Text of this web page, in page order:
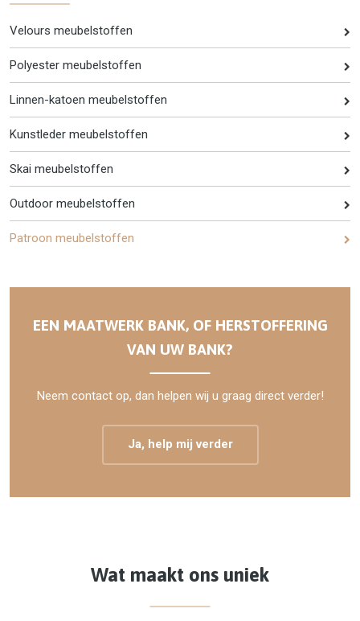
Velours meubelstoffen
Polyester meubelstoffen
Linnen-katoen meubelstoffen
Kunstleder meubelstoffen
Skai meubelstoffen
Outdoor meubelstoffen
Patroon meubelstoffen
EEN MAATWERK BANK, OF HERSTOFFERING
VAN UW BANK?
Neem contact op, dan helpen wij u graag direct verder!
Ja, help mij verder
Wat maakt ons uniek